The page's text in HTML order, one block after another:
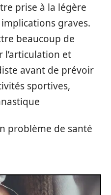
prise à la légère
graves.
beaucoup de
l’articulation et
avant de prévoir
sportives,
problème de santé